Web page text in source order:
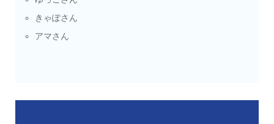
きゃぽさん
アマさん